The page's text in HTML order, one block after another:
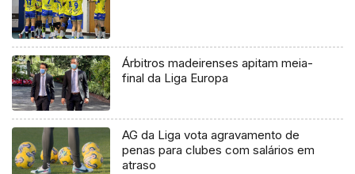
Árbitros madeirenses apitam meia-
final da Liga Europa
AG da Liga vota agravamento de
penas para clubes com salários em
atraso